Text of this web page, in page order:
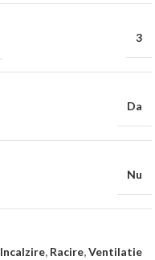
3
Da
Nu
Incalzire, Racire,Ventilatie